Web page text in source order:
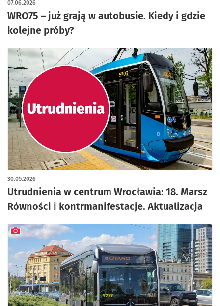
WRO75 – już grają w autobusie. Kiedy i gdzie
kolejne próby?
07.06.2026
Utrudnienia w centrum Wrocławia: 18. Marsz
Równości i kontrmanifestacje. Aktualizacja
30.05.2026